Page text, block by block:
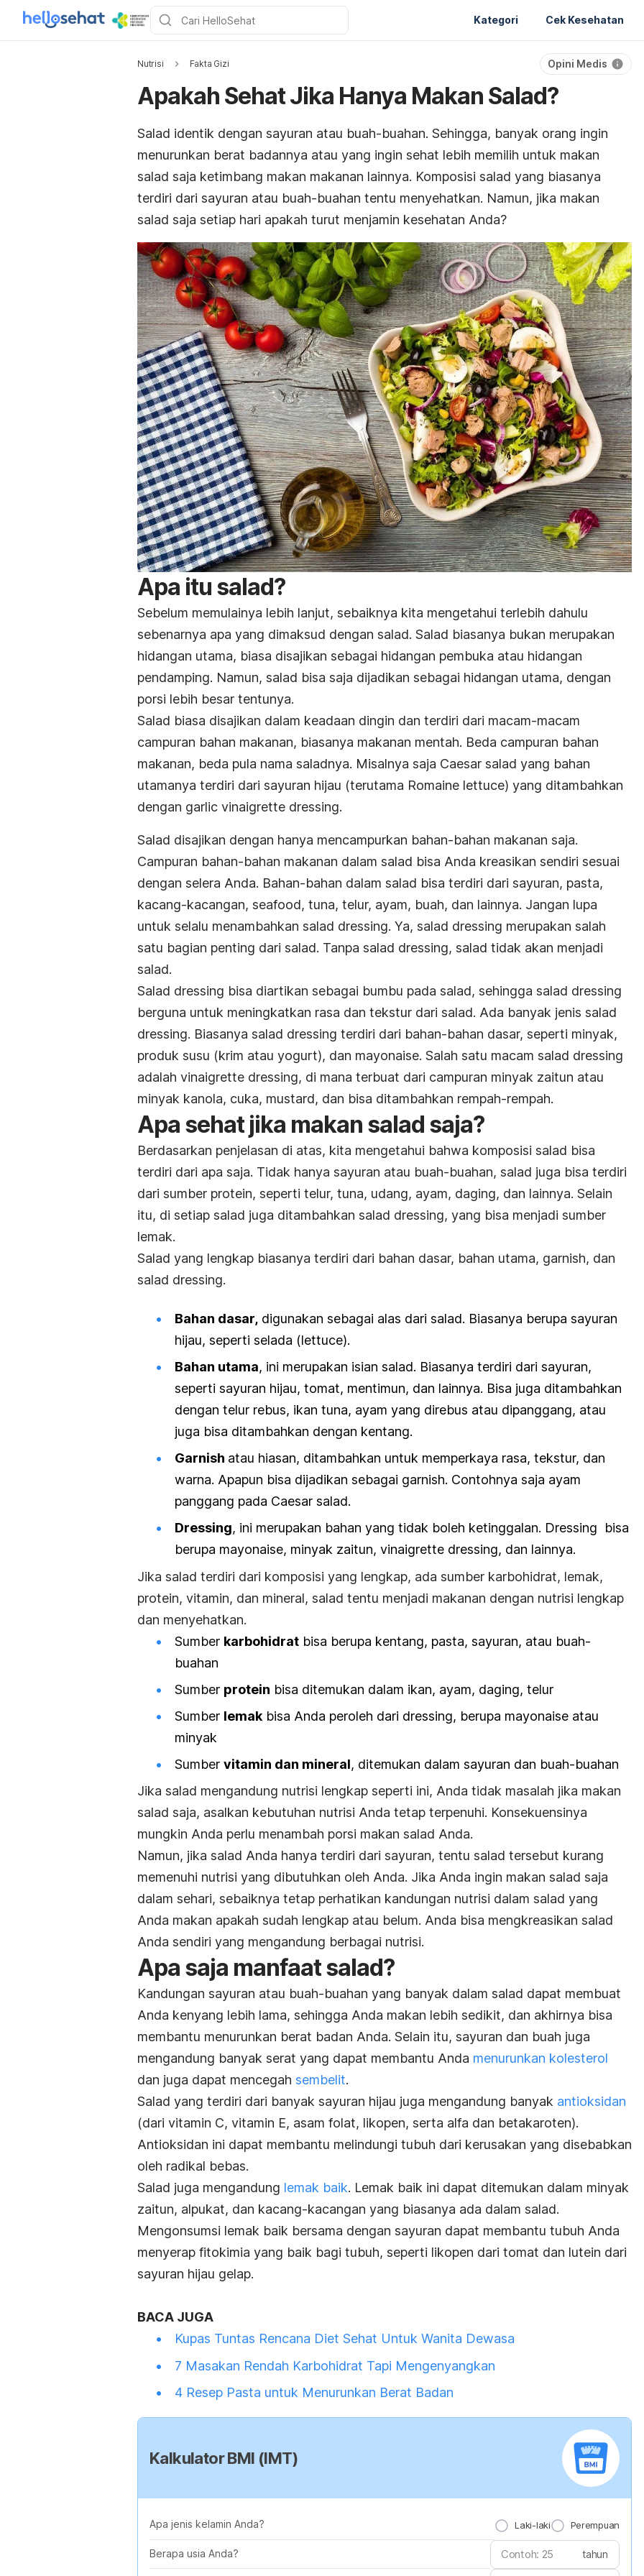
Kategori Cek Kesehatan
Nutrisi Fakta Gizi Opini Medis
Apakah Sehat Jika Hanya Makan Salad?
Salad identik dengan sayuran atau buah-buahan. Sehingga, banyak orang ingin
menurunkan berat badannya atau yang ingin sehat lebih memilih untuk makan
salad saja ketimbang makan makanan lainnya. Komposisi salad yang biasanya
terdiri dari sayuran atau buah-buahan tentu menyehatkan. Namun, jika makan
salad saja setiap hari apakah turut menjamin kesehatan Anda?
Apa itu salad?
Sebelum memulainya lebih lanjut, sebaiknya kita mengetahui terlebih dahulu
sebenarnya apa yang dimaksud dengan salad. Salad biasanya bukan merupakan
hidangan utama, biasa disajikan sebagai hidangan pembuka atau hidangan
pendamping. Namun, salad bisa saja dijadikan sebagai hidangan utama, dengan
porsi lebih besar tentunya.
Salad biasa disajikan dalam keadaan dingin dan terdiri dari macam-macam
campuran bahan makanan, biasanya makanan mentah. Beda campuran bahan
makanan, beda pula nama saladnya. Misalnya saja Caesar salad yang bahan
utamanya terdiri dari sayuran hijau (terutama Romaine lettuce) yang ditambahkan
dengan garlic vinaigrette dressing.
Salad disajikan dengan hanya mencampurkan bahan-bahan makanan saja.
Campuran bahan-bahan makanan dalam salad bisa Anda kreasikan sendiri sesuai
dengan selera Anda. Bahan-bahan dalam salad bisa terdiri dari sayuran, pasta,
kacang-kacangan, seafood, tuna, telur, ayam, buah, dan lainnya. Jangan lupa
untuk selalu menambahkan salad dressing. Ya, salad dressing merupakan salah
satu bagian penting dari salad. Tanpa salad dressing, salad tidak akan menjadi
salad.
Salad dressing bisa diartikan sebagai bumbu pada salad, sehingga salad dressing
berguna untuk meningkatkan rasa dan tekstur dari salad. Ada banyak jenis salad
dressing. Biasanya salad dressing terdiri dari bahan-bahan dasar, seperti minyak,
produk susu (krim atau yogurt), dan mayonaise. Salah satu macam salad dressing
adalah vinaigrette dressing, di mana terbuat dari campuran minyak zaitun atau
minyak kanola, cuka, mustard, dan bisa ditambahkan rempah-rempah.
Apa sehat jika makan salad saja?
Berdasarkan penjelasan di atas, kita mengetahui bahwa komposisi salad bisa
terdiri dari apa saja. Tidak hanya sayuran atau buah-buahan, salad juga bisa terdiri
dari sumber protein, seperti telur, tuna, udang, ayam, daging, dan lainnya. Selain
itu, di setiap salad juga ditambahkan salad dressing, yang bisa menjadi sumber
lemak.
Salad yang lengkap biasanya terdiri dari bahan dasar, bahan utama, garnish, dan
salad dressing.
Bahan dasar, digunakan sebagai alas dari salad. Biasanya berupa sayuran
hijau, seperti selada (lettuce).
Bahan utama, ini merupakan isian salad. Biasanya terdiri dari sayuran,
seperti sayuran hijau, tomat, mentimun, dan lainnya. Bisa juga ditambahkan
dengan telur rebus, ikan tuna, ayam yang direbus atau dipanggang, atau
juga bisa ditambahkan dengan kentang.
Garnish atau hiasan, ditambahkan untuk memperkaya rasa, tekstur, dan
warna. Apapun bisa dijadikan sebagai garnish. Contohnya saja ayam
panggang pada Caesar salad.
Dressing, ini merupakan bahan yang tidak boleh ketinggalan. Dressing
bisa
berupa mayonaise, minyak zaitun, vinaigrette dressing, dan lainnya.
Jika salad terdiri dari komposisi yang lengkap, ada sumber karbohidrat, lemak,
protein, vitamin, dan mineral, salad tentu menjadi makanan dengan nutrisi lengkap
dan menyehatkan.
Sumber karbohidrat bisa berupa kentang, pasta, sayuran, atau buah-
buahan
Sumber protein bisa ditemukan dalam ikan, ayam, daging, telur
Sumber lemak bisa Anda peroleh dari dressing, berupa mayonaise atau
minyak
Sumber vitamin dan mineral, ditemukan dalam sayuran dan buah-buahan
Jika salad mengandung nutrisi lengkap seperti ini, Anda tidak masalah jika makan
salad saja, asalkan kebutuhan nutrisi Anda tetap terpenuhi. Konsekuensinya
mungkin Anda perlu menambah porsi makan salad Anda.
Namun, jika salad Anda hanya terdiri dari sayuran, tentu salad tersebut kurang
memenuhi nutrisi yang dibutuhkan oleh Anda. Jika Anda ingin makan salad saja
dalam sehari, sebaiknya tetap perhatikan kandungan nutrisi dalam salad yang
Anda makan apakah sudah lengkap atau belum. Anda bisa mengkreasikan salad
Anda sendiri yang mengandung berbagai nutrisi.
Apa saja manfaat salad?
Kandungan sayuran atau buah-buahan yang banyak dalam salad dapat membuat
Anda kenyang lebih lama, sehingga Anda makan lebih sedikit, dan akhirnya bisa
membantu menurunkan berat badan Anda. Selain itu, sayuran dan buah juga
mengandung banyak serat yang dapat membantu Anda menurunkan kolesterol
dan juga dapat mencegah sembelit.
Salad yang terdiri dari banyak sayuran hijau juga mengandung banyak antioksidan
(dari vitamin C, vitamin E, asam folat, likopen, serta alfa dan betakaroten).
Antioksidan ini dapat membantu melindungi tubuh dari kerusakan yang disebabkan
oleh radikal bebas.
Salad juga mengandung lemak baik. Lemak baik ini dapat ditemukan dalam minyak
zaitun, alpukat, dan kacang-kacangan yang biasanya ada dalam salad.
Mengonsumsi lemak baik bersama dengan sayuran dapat membantu tubuh Anda
menyerap fitokimia yang baik bagi tubuh, seperti likopen dari tomat dan lutein dari
sayuran hijau gelap.
BACA JUGA
Kupas Tuntas Rencana Diet Sehat Untuk Wanita Dewasa
7 Masakan Rendah Karbohidrat Tapi Mengenyangkan
4 Resep Pasta untuk Menurunkan Berat Badan
Kalkulator BMI (IMT)
Apa jenis kelamin Anda? Laki-laki Perempuan
Berapa usia Anda? tahun